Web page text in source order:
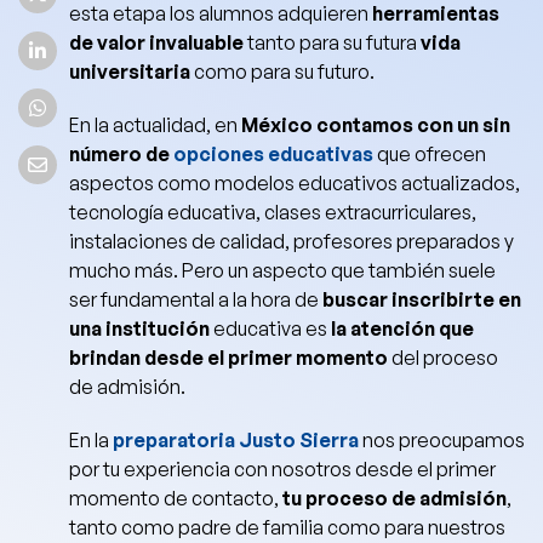
esta etapa los alumnos adquieren herramientas
de valor invaluabletanto para su futura vida
universitariacomo para su futuro.
En la actualidad, en México contamos con un sin
número de opciones educativasque ofrecen
aspectos como modelos educativos actualizados,
tecnología educativa, clases extracurriculares,
instalaciones de calidad, profesores preparados y
mucho más. Pero un aspecto que también suele
ser fundamental a la hora de buscar inscribirte en
una institucióneducativa es la atención que
brindan desde el primer momento del proceso
de admisión.
En la preparatoria Justo Sierranos preocupamos
por tu experiencia con nosotros desde el primer
momento de contacto, tu proceso de admisión,
tanto como padre de familia como para nuestros